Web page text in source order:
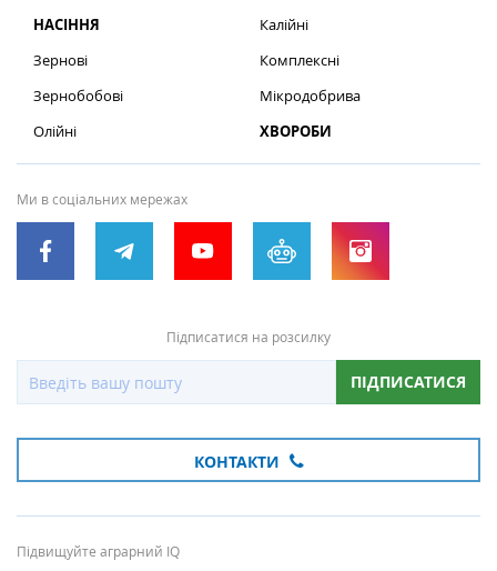
НАСІННЯ
Зернові
Зернобобові
Олійні
Калійні
Комплексні
Мікродобрива
ХВОРОБИ
Ми в соціальних мережах
Підписатися на розсилку
ПІДПИСАТИСЯ
КОНТАКТИ
Підвищуйте аграрний IQ